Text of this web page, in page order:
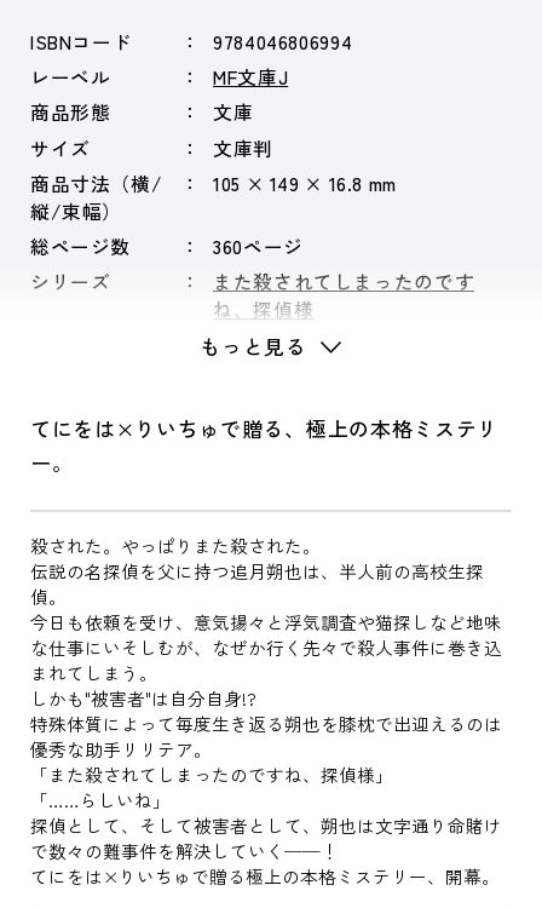
ISBNコード
9784046806994
レーベル
MF文庫J
商品形態
文庫
サイズ
文庫判
商品寸法（横/
縦/束幅）
105 × 149 × 16.8 mm
総ページ数
360ページ
シリーズ
また殺されてしまったのです
ね、探偵様
もっと見る
てにをは×りいちゅで贈る、極上の本格ミステリ
ー。
殺された。やっぱりまた殺された。
伝説の名探偵を父に持つ追月朔也は、半人前の高校生探
偵。
今日も依頼を受け、意気揚々と浮気調査や猫探しなど地味
な仕事にいそしむが、なぜか行く先々で殺人事件に巻き込
まれてしまう。
しかも"被害者"は自分自身!?
特殊体質によって毎度生き返る朔也を膝枕で出迎えるのは
優秀な助手リリテア。
「また殺されてしまったのですね、探偵様」
「……らしいね」
探偵として、そして被害者として、朔也は文字通り命賭け
で数々の難事件を解決していく──！
てにをは×りいちゅで贈る極上の本格ミステリー、開幕。